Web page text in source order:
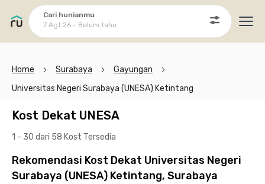
Cari hunianmu
7 Agt 26 - Belum tahu
Home Surabaya
Gayungan
Universitas Negeri Surabaya (UNESA) Ketintang
Kost Dekat UNESA
1 - 30 dari 58 Kost Tersedia
Rekomendasi Kost Dekat Universitas Negeri
Surabaya (UNESA) Ketintang, Surabaya